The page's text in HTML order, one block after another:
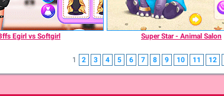
Egirl vs Softgirl Super Star - Animal Salon
1 2 3 4 5 6 7 8 9 10 11 12